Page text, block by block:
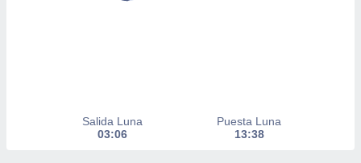
Salida Luna
03:06
Puesta Luna
13:38